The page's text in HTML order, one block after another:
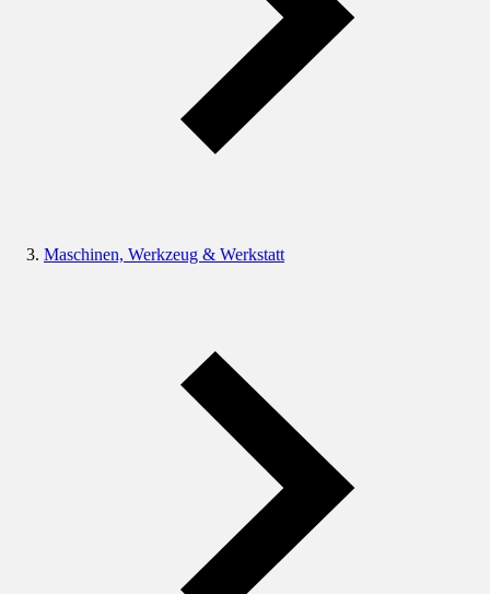
Maschinen, Werkzeug & Werkstatt